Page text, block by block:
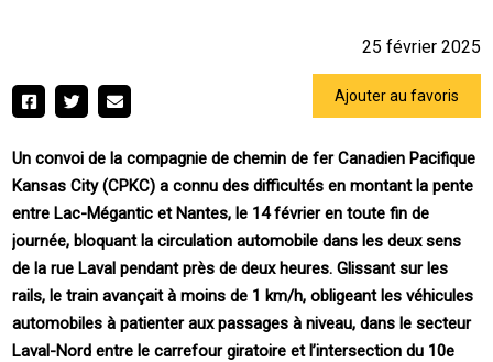
25 février 2025
Ajouter au favoris
Un convoi de la compagnie de chemin de fer Canadien Pacifique
Kansas City (CPKC) a connu des difficultés en montant la pente
entre Lac-Mégantic et Nantes, le 14 février en toute fin de
journée, bloquant la circulation automobile dans les deux sens
de la rue Laval pendant près de deux heures. Glissant sur les
rails, le train avançait à moins de 1 km/h, obligeant les véhicules
automobiles à patienter aux passages à niveau, dans le secteur
Laval-Nord entre le carrefour giratoire et l’intersection du 10e